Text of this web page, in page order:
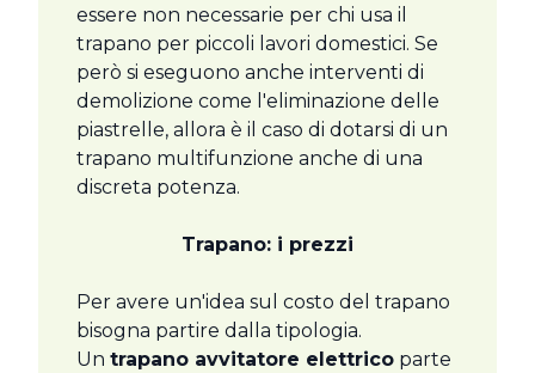
essere non necessarie per chi usa il
trapano per piccoli lavori domestici. Se
però si eseguono anche interventi di
demolizione come l'eliminazione delle
piastrelle, allora è il caso di dotarsi di un
trapano multifunzione anche di una
discreta potenza.
Trapano: i prezzi
Per avere un'idea sul costo del trapano
bisogna partire dalla tipologia.
Un trapano avvitatore elettrico parte